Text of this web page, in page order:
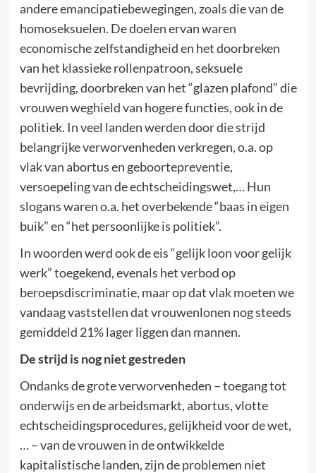
andere emancipatiebewegingen, zoals die van de
homoseksuelen. De doelen ervan waren
economische zelfstandigheid en het doorbreken
van het klassieke rollenpatroon, seksuele
bevrijding, doorbreken van het “glazen plafond” die
vrouwen weghield van hogere functies, ook in de
politiek. In veel landen werden door die strijd
belangrijke verworvenheden verkregen, o.a. op
vlak van abortus en geboortepreventie,
versoepeling van de echtscheidingswet,… Hun
slogans waren o.a. het overbekende “baas in eigen
buik” en “het persoonlijke is politiek”.
In woorden werd ook de eis “gelijk loon voor gelijk
werk” toegekend, evenals het verbod op
beroepsdiscriminatie, maar op dat vlak moeten we
vandaag vaststellen dat vrouwenlonen nog steeds
gemiddeld 21% lager liggen dan mannen.
De strijd is nog niet gestreden
Ondanks de grote verworvenheden – toegang tot
onderwijs en de arbeidsmarkt, abortus, vlotte
echtscheidingsprocedures, gelijkheid voor de wet,
… – van de vrouwen in de ontwikkelde
kapitalistische landen, zijn de problemen niet